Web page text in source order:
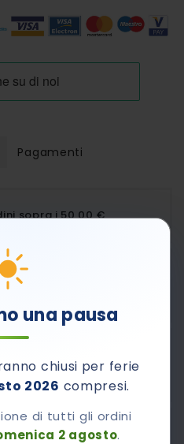
una pausa
chiusi per ferie
2026 compresi.
di tutti gli ordini
2 agosto.
Pagamenti
sopra i 50,00 €.
RIPRENDERANNO A
800-510661